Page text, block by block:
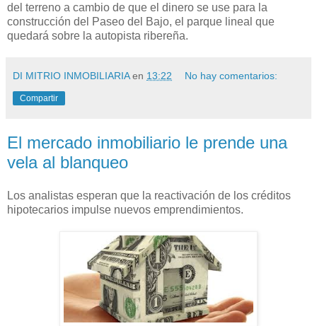
del terreno a cambio de que el dinero se use para la
construcción del Paseo del Bajo, el parque lineal que
quedará sobre la autopista ribereña.
DI MITRIO INMOBILIARIA en 13:22 No hay comentarios:
Compartir
El mercado inmobiliario le prende una
vela al blanqueo
Los analistas esperan que la reactivación de los créditos
hipotecarios impulse nuevos emprendimientos.